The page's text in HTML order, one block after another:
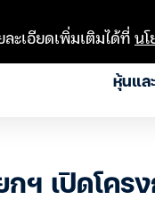
หุ้นแล
กฯ เปิดโคร
ะเอียดเพิ่มเติมได้ที่น